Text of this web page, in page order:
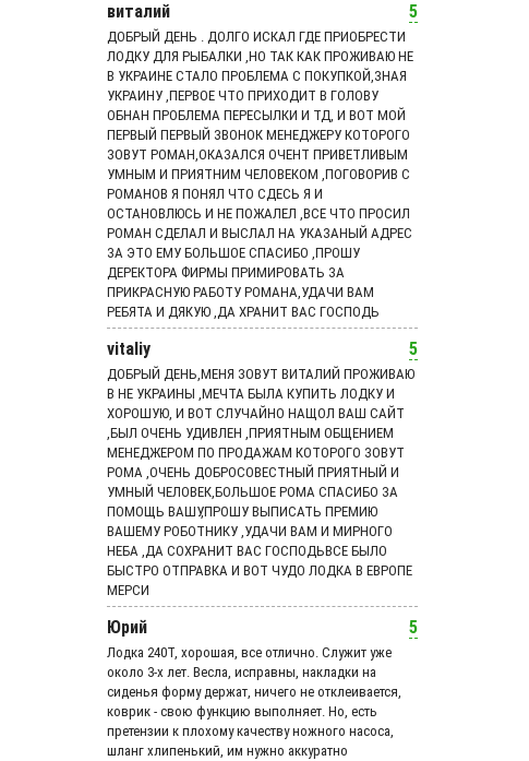
виталий 5
ДОБРЫЙ ДЕНЬ . ДОЛГО ИСКАЛ ГДЕ ПРИОБРЕСТИ
ЛОДКУ ДЛЯ РЫБАЛКИ ,НО ТАК КАК ПРОЖИВАЮ НЕ
В УКРАИНЕ СТАЛО ПРОБЛЕМА С ПОКУПКОЙ,ЗНАЯ
УКРАИНУ ,ПЕРВОЕ ЧТО ПРИХОДИТ В ГОЛОВУ
ОБНАН ПРОБЛЕМА ПЕРЕСЫЛКИ И ТД, И ВОТ МОЙ
ПЕРВЫЙ ПЕРВЫЙ ЗВОНОК МЕНЕДЖЕРУ КОТОРОГО
ЗОВУТ РОМАН,ОКАЗАЛСЯ ОЧЕНТ ПРИВЕТЛИВЫМ
УМНЫМ И ПРИЯТНИМ ЧЕЛОВЕКОМ ,ПОГОВОРИВ С
РОМАНОВ Я ПОНЯЛ ЧТО СДЕСЬ Я И
ОСТАНОВЛЮСЬ И НЕ ПОЖАЛЕЛ ,ВСЕ ЧТО ПРОСИЛ
РОМАН СДЕЛАЛ И ВЫСЛАЛ НА УКАЗАНЫЙ АДРЕС
ЗА ЭТО ЕМУ БОЛЬШОЕ СПАСИБО ,ПРОШУ
ДЕРЕКТОРА ФИРМЫ ПРИМИРОВАТЬ ЗА
ПРИКРАСНУЮ РАБОТУ РОМАНА,УДАЧИ ВАМ
РЕБЯТА И ДЯКУЮ ,ДА ХРАНИТ ВАС ГОСПОДЬ
vitaliy 5
ДОБРЫЙ ДЕНЬ,МЕНЯ ЗОВУТ ВИТАЛИЙ ПРОЖИВАЮ
В НЕ УКРАИНЫ ,МЕЧТА БЫЛА КУПИТЬ ЛОДКУ И
ХОРОШУЮ, И ВОТ СЛУЧАЙНО НАЩОЛ ВАШ САЙТ
,БЫЛ ОЧЕНЬ УДИВЛЕН ,ПРИЯТНЫМ ОБЩЕНИЕМ
МЕНЕДЖЕРОМ ПО ПРОДАЖАМ КОТОРОГО ЗОВУТ
РОМА ,ОЧЕНЬ ДОБРОСОВЕСТНЫЙ ПРИЯТНЫЙ И
УМНЫЙ ЧЕЛОВЕК,БОЛЬШОЕ РОМА СПАСИБО ЗА
ПОМОЩЬ ВАШУ,ПРОШУ ВЫПИСАТЬ ПРЕМИЮ
ВАШЕМУ РОБОТНИКУ ,УДАЧИ ВАМ И МИРНОГО
НЕБА ,ДА СОХРАНИТ ВАС ГОСПОДЬВСЕ БЫЛО
БЫСТРО ОТПРАВКА И ВОТ ЧУДО ЛОДКА В ЕВРОПЕ
МЕРСИ
Юрий 5
Лодка 240Т, хорошая, все отлично. Служит уже
около 3-х лет. Весла, исправны, накладки на
сиденья форму держат, ничего не отклеивается,
коврик - свою функцию выполняет. Но, есть
претензии к плохому качеству ножного насоса,
шланг хлипенький, им нужно аккуратно